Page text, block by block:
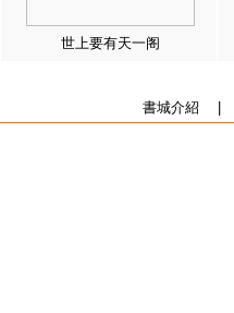
世上要有天一阁
書城介紹